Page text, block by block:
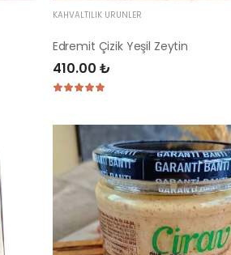
KAHVALTILIK ÜRÜNLER
Edremit Çizik Yeşil Zeytin
410.00 ₺